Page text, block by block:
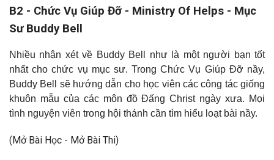
B2 - Chức Vụ Giúp Đỡ - Ministry Of Helps - Mục
Sư Buddy Bell
Nhiều nhận xét về Buddy Bell như là một người bạn tốt
nhất cho chức vụ mục sư. Trong Chức Vụ Giúp Đỡ nầy,
Buddy Bell sẽ hướng dẫn cho học viên các công tác giống
khuôn mẫu của các môn đồ Đấng Christ ngày xưa. Mọi
tình nguyện viên trong hội thánh cần tìm hiểu loạt bài nầy.
(Mở Bài Học - Mở Bài Thi)